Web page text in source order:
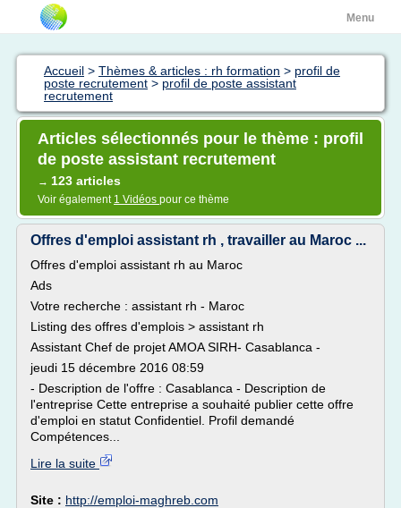
Menu
Accueil > Thèmes & articles : rh formation > profil de
poste recrutement > profil de poste assistant
recrutement
Articles sélectionnés pour le thème : profil
de poste assistant recrutement
→ 123 articles
Voir également 1 Vidéos pour ce thème
Offres d'emploi assistant rh , travailler au Maroc ...
Offres d'emploi assistant rh au Maroc
Ads
Votre recherche : assistant rh - Maroc
Listing des offres d'emplois > assistant rh
Assistant Chef de projet AMOA SIRH- Casablanca -
jeudi 15 décembre 2016 08:59
- Description de l'offre : Casablanca - Description de
l'entreprise Cette entreprise a souhaité publier cette offre
d'emploi en statut Confidentiel. Profil demandé
Compétences...
Lire la suite
Site : http://emploi-maghreb.com